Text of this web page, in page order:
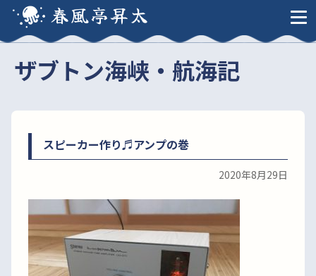
春風亭昇太
ザブトン海峡・航海記
スピーカー作り♬アンプの巻
2020年8月29日